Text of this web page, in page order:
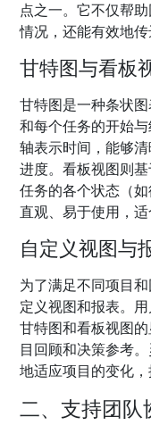
点之一。它不仅帮
情况，还能有效地传
甘特图与看板
甘特图是一种条状
和每个任务的开始
轴表示时间，能够
进度。看板视图则
任务的各个状态（
直观、易于使用，适
自定义视图与
为了满足不同项目
定义视图和报表。
甘特图和看板视图
目回顾和决策参考
地适应项目的变化，
二、支持团队